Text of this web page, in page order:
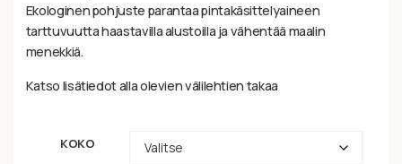
Ekologinen pohjuste parantaa pintakäsittelyaineen
tarttuvuutta haastavilla alustoilla ja vähentää maalin
menekkiä.
Katso lisätiedot alla olevien välilehtien takaa
KOKO